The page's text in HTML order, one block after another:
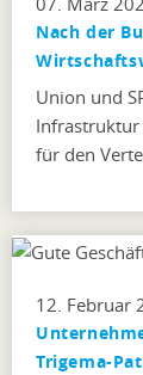
Nach der
Union und
Infrastruktur
für den
12. Februar
Trigema-